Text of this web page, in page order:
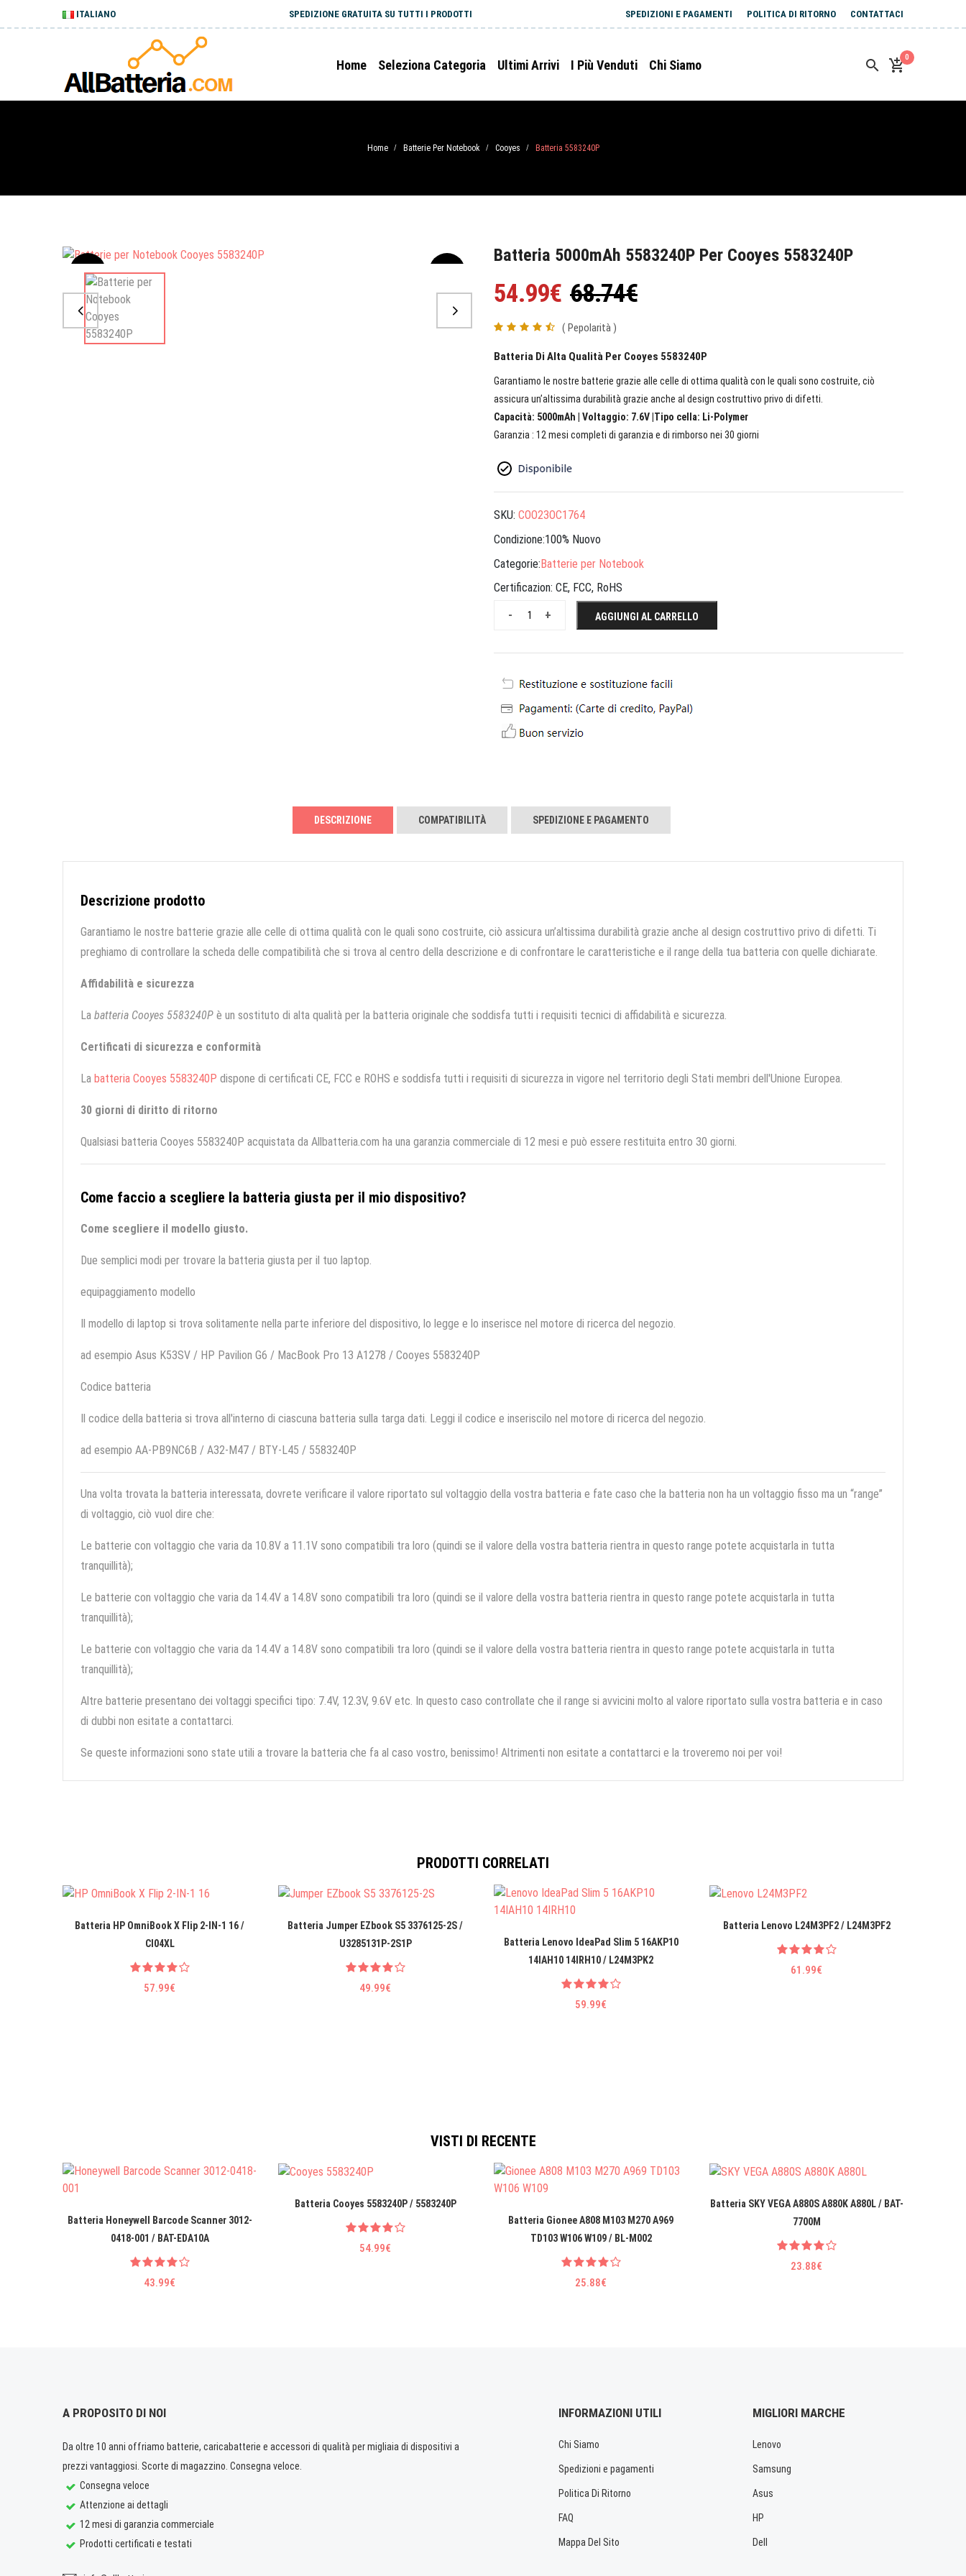
ITALIANO SPEDIZIONE GRATUITA SU TUTTI I PRODOTTI SPEDIZIONI E PAGAMENTI POLITICA DI RITORNO CONTATTACI
Home Seleziona Categoria Ultimi Arrivi I Più Venduti Chi Siamo
0
Home / Batterie Per Notebook / Cooyes / Batteria 5583240P
Sale
Batteria 5000mAh 5583240P Per Cooyes 5583240P
54.99€ 68.74€
( Pepolarità )
Batteria Di Alta Qualità Per Cooyes 5583240P
Garantiamo le nostre batterie grazie alle celle di ottima qualità con le quali sono costruite, ciò
assicura un’altissima durabilità grazie anche al design costruttivo privo di difetti.
Capacità: 5000mAh | Voltaggio: 7.6V |Tipo cella: Li-Polymer
Garanzia : 12 mesi completi di garanzia e di rimborso nei 30 giorni
SKU: COO23OC1764
Condizione:100% Nuovo
Categorie:Batterie per Notebook
Certificazion: CE, FCC, RoHS
+
- AGGIUNGI AL CARRELLO
DESCRIZIONE COMPATIBILITÀ SPEDIZIONE E PAGAMENTO
Descrizione prodotto
Garantiamo le nostre batterie grazie alle celle di ottima qualità con le quali sono costruite, ciò assicura un’altissima durabilità grazie anche al design costruttivo privo di difetti. Ti
preghiamo di controllare la scheda delle compatibilità che si trova al centro della descrizione e di confrontare le caratteristiche e il range della tua batteria con quelle dichiarate.
Affidabilità e sicurezza
La batteria Cooyes 5583240P è un sostituto di alta qualità per la batteria originale che soddisfa tutti i requisiti tecnici di affidabilità e sicurezza.
Certificati di sicurezza e conformità
La batteria Cooyes 5583240P dispone di certificati CE, FCC e ROHS e soddisfa tutti i requisiti di sicurezza in vigore nel territorio degli Stati membri dell'Unione Europea.
30 giorni di diritto di ritorno
Qualsiasi batteria Cooyes 5583240P acquistata da Allbatteria.com ha una garanzia commerciale di 12 mesi e può essere restituita entro 30 giorni.
Come faccio a scegliere la batteria giusta per il mio dispositivo?
Come scegliere il modello giusto.
Due semplici modi per trovare la batteria giusta per il tuo laptop.
equipaggiamento modello
Il modello di laptop si trova solitamente nella parte inferiore del dispositivo, lo legge e lo inserisce nel motore di ricerca del negozio.
ad esempio Asus K53SV / HP Pavilion G6 / MacBook Pro 13 A1278 / Cooyes 5583240P
Codice batteria
Il codice della batteria si trova all'interno di ciascuna batteria sulla targa dati. Leggi il codice e inseriscilo nel motore di ricerca del negozio.
ad esempio AA-PB9NC6B / A32-M47 / BTY-L45 / 5583240P
Una volta trovata la batteria interessata, dovrete verificare il valore riportato sul voltaggio della vostra batteria e fate caso che la batteria non ha un voltaggio fisso ma un “range”
di voltaggio, ciò vuol dire che:
Le batterie con voltaggio che varia da 10.8V a 11.1V sono compatibili tra loro (quindi se il valore della vostra batteria rientra in questo range potete acquistarla in tutta
tranquillità);
Le batterie con voltaggio che varia da 14.4V a 14.8V sono compatibili tra loro (quindi se il valore della vostra batteria rientra in questo range potete acquistarla in tutta
tranquillità);
Le batterie con voltaggio che varia da 14.4V a 14.8V sono compatibili tra loro (quindi se il valore della vostra batteria rientra in questo range potete acquistarla in tutta
tranquillità);
Altre batterie presentano dei voltaggi specifici tipo: 7.4V, 12.3V, 9.6V etc. In questo caso controllate che il range si avvicini molto al valore riportato sulla vostra batteria e in caso
di dubbi non esitate a contattarci.
Se queste informazioni sono state utili a trovare la batteria che fa al caso vostro, benissimo! Altrimenti non esitate a contattarci e la troveremo noi per voi!
PRODOTTI CORRELATI
Batteria HP OmniBook X Flip 2-IN-1 16 /
CI04XL
57.99€
Batteria Jumper EZbook S5 3376125-2S /
U3285131P-2S1P
49.99€
Batteria Lenovo IdeaPad Slim 5 16AKP10
14IAH10 14IRH10 / L24M3PK2
59.99€
Batteria Lenovo L24M3PF2 / L24M3PF2
61.99€
VISTI DI RECENTE
Batteria Honeywell Barcode Scanner 3012-
0418-001 / BAT-EDA10A
43.99€
Batteria Cooyes 5583240P / 5583240P
54.99€
Batteria Gionee A808 M103 M270 A969
TD103 W106 W109 / BL-M002
25.88€
Batteria SKY VEGA A880S A880K A880L / BAT-
7700M
23.88€
A PROPOSITO DI NOI
Da oltre 10 anni offriamo batterie, caricabatterie e accessori di qualità per migliaia di dispositivi a
prezzi vantaggiosi. Scorte di magazzino. Consegna veloce.
Consegna veloce
Attenzione ai dettagli
12 mesi di garanzia commerciale
Prodotti certificati e testati
INFORMAZIONI UTILI
Chi Siamo
Spedizioni e pagamenti
Politica Di Ritorno
FAQ
Mappa Del Sito
MIGLIORI MARCHE
Lenovo
Samsung
Asus
HP
Dell